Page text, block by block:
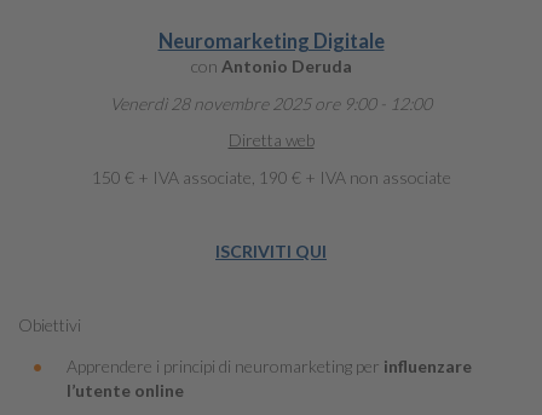
Neuromarketing Digitale
con Antonio Deruda
Venerdì 28 novembre 2025 ore 9:00 - 12:00
Diretta web
150 € + IVA associate, 190 € + IVA non associate
ISCRIVITI QUI
Obiettivi
Apprendere i principi di neuromarketing per influenzare
l’utente online